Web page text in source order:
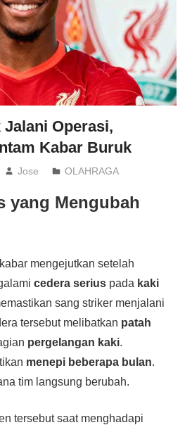
Operasi,
Kabar Buruk
Jose OLAHRAGA
yang Mengubah
mengejutkan setelah
cedera seriuspada kaki
sang striker menjalani
tersebut melibatkan patah
pergelangan kaki.
menepi beberapa bulan.
tim langsung berubah.
tersebut saat menghadapi